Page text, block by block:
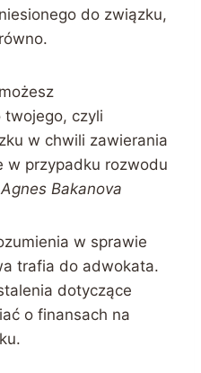
do związku,
twojego, czyli
w chwili zawierania
w przypadku rozwodu
Agnes Bakanova
w sprawie
trafia do adwokata.
dotyczące
o finansach na